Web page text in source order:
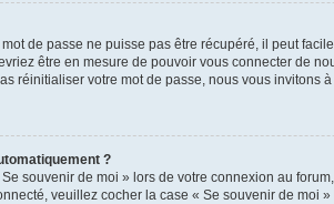
de passe ne puisse pas être récupéré, il peut
être en mesure de pouvoir vous connecter de
réinitialiser votre mot de passe, nous vous invitons
?
souvenir de moi » lors de votre connexion au
veuillez cocher la case « Se souvenir de